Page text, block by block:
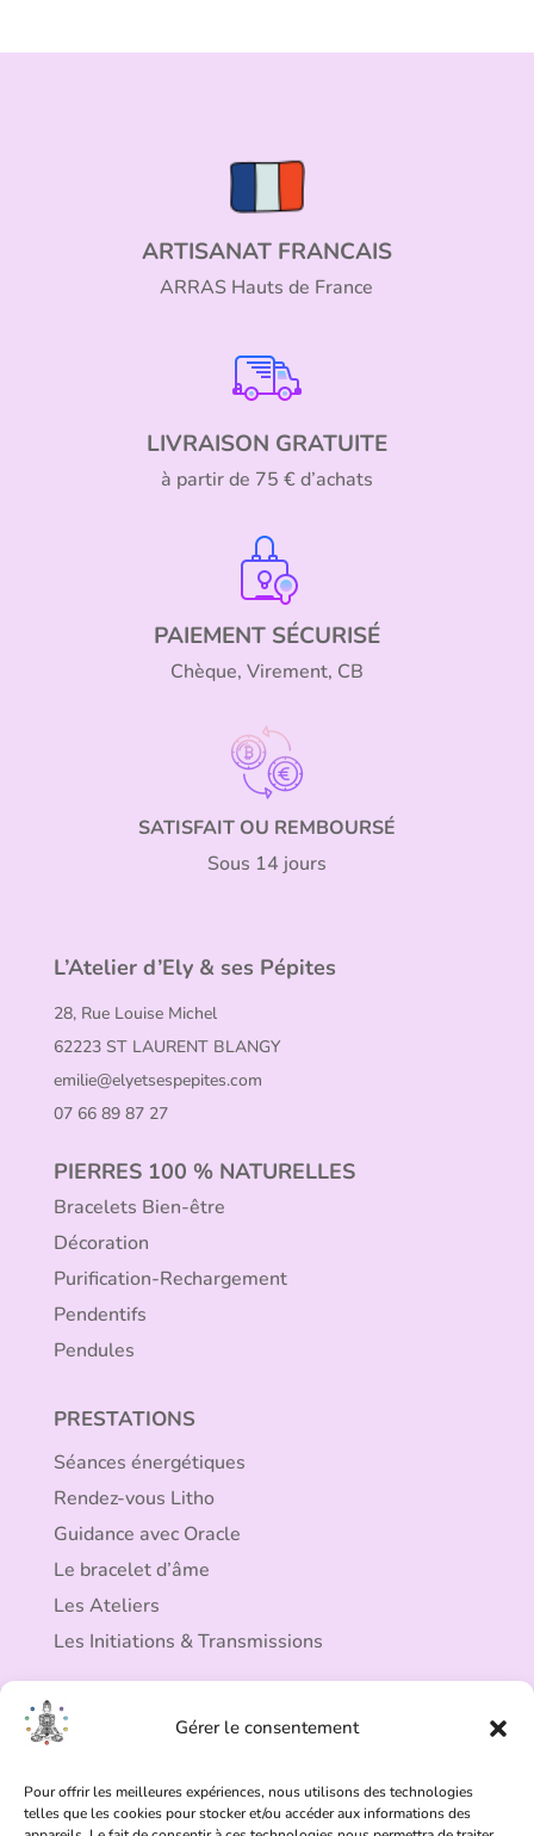
Gérer le consentement
Pour offrir les meilleures expériences, nous utilisons des technologies
telles que les cookies pour stocker et/ou accéder aux informations des
ARTISANAT FRANCAIS
ARRAS Hauts de France
LIVRAISON GRATUITE
à partir de 75 € d’achats
PAIEMENT SÉCURISÉ
Chèque, Virement, CB
SATISFAIT OU REMBOURSÉ
Sous 14 jours
L’Atelier d’Ely & ses Pépites
28, Rue Louise Michel
62223 ST LAURENT BLANGY
emilie@elyetsespepites.com
07 66 89 87 27
PIERRES 100 % NATURELLES
Bracelets Bien-être
Décoration
Purification-Rechargement
Pendentifs
Pendules
PRESTATIONS
Séances énergétiques
Rendez-vous Litho
Guidance avec Oracle
Le bracelet d’âme
Les Ateliers
Les Initiations & Transmissions
ESPACE CLIENT
Commandes
Panier